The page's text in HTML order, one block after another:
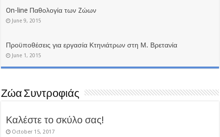
On-line Παθολογία των Zώων
June 9, 2015
Προϋποθέσεις για εργασία Κτηνιάτρων στη Μ. Βρετανία
June 1, 2015
Ζώα Συντροφιάς
Καλέστε το σκύλο σας!
October 15, 2017